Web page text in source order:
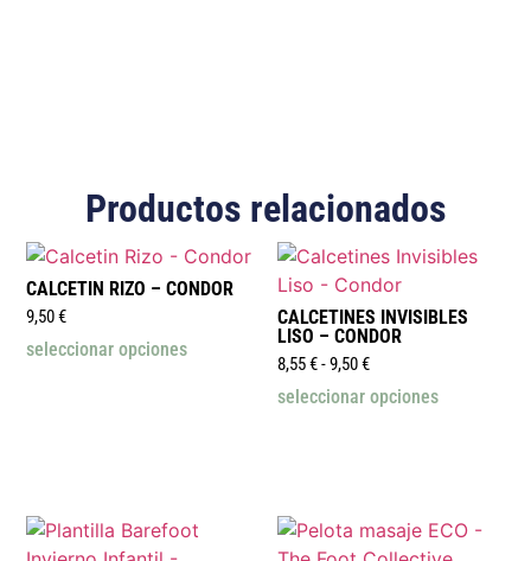
Productos relacionados
CALCETIN RIZO – CONDOR
9,50€
seleccionar opciones
CALCETINES INVISIBLES
LISO – CONDOR
8,55€-9,50€
seleccionar opciones